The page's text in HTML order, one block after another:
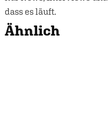
dass es läuft.
Ähnlich